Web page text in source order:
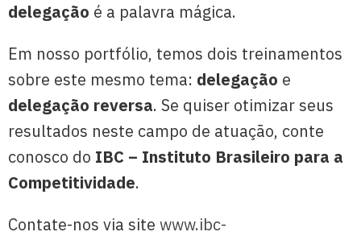
delegação é a palavra mágica.
Em nosso portfólio, temos dois treinamentos
sobre este mesmo tema: delegação e
delegação reversa. Se quiser otimizar seus
resultados neste campo de atuação, conte
conosco do IBC – Instituto Brasileiro para a
Competitividade.
Contate-nos via site www.ibc-